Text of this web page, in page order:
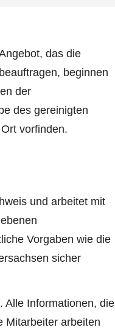
das die
beginnen
der
des gereinigten
vorfinden.
und arbeitet mit
Vorgaben wie die
sicher
Alle Informationen, die
Mitarbeiter arbeiten